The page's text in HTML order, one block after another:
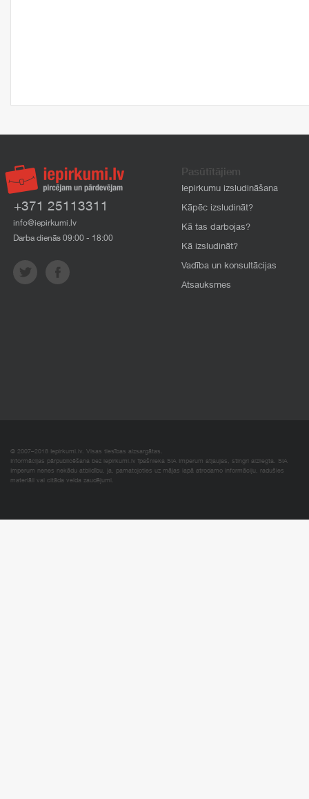
+371 25113311
info@iepirkumi.lv
Darba dienās 09:00 - 18:00
Pasūtītājiem
Iepirkumu izsludināšana
Kāpēc izsludināt?
Kā tas darbojas?
Kā izsludināt?
Vadība un konsultācijas
Atsauksmes
© 2007–2018 Iepirkumi.lv. Visas tiesības aizsargātas.
Informācijas pārpublicēšana bez iepirkumi.lv īpašnieka SIA Imperum atļaujas, stingri aizliegta. SIA
Imperum nenes nekādu atbildību, ja, pamatojoties uz mājas lapā atrodamo informāciju, radušies
materiāli vai citāda veida zaudējumi.